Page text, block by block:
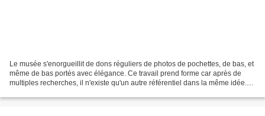
Le musée s'enorgueillit de dons réguliers de photos de pochettes, de bas, et
même de bas portés avec élégance. Ce travail prend forme car après de
multiples recherches, il n'existe qu'un autre référentiel dans la même idée.